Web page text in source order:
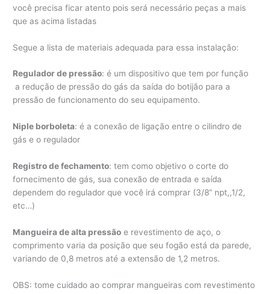
você precisa ficar atento pois será necessário peças a mais
que as acima listadas
Segue a lista de materiais adequada para essa instalação:
Regulador de pressão: é um dispositivo que tem por função
a redução de pressão do gás da saída do botijão para a
pressão de funcionamento do seu equipamento.
Niple borboleta: é a conexão de ligação entre o cilindro de
gás e o regulador
Registro de fechamento: tem como objetivo o corte do
fornecimento de gás, sua conexão de entrada e saída
dependem do regulador que você irá comprar (3/8” npt,,1/2,
etc…)
Mangueira de alta pressão e revestimento de aço, o
comprimento varia da posição que seu fogão está da parede,
variando de 0,8 metros até a extensão de 1,2 metros.
OBS: tome cuidado ao comprar mangueiras com revestimento